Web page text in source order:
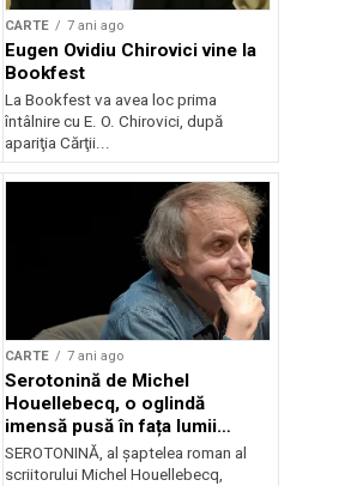
CARTE 7 ani ago
Eugen Ovidiu Chirovici vine la
Bookfest
La Bookfest va avea loc prima
întâlnire cu E. O. Chirovici, după
apariţia Cărţii...
CARTE 7 ani ago
Serotonină de Michel
Houellebecq, o oglindă
imensă pusă în fața lumii
contemporane, din 15 mai în
librării
SEROTONINĂ, al șaptelea roman al
scriitorului Michel Houellebecq,